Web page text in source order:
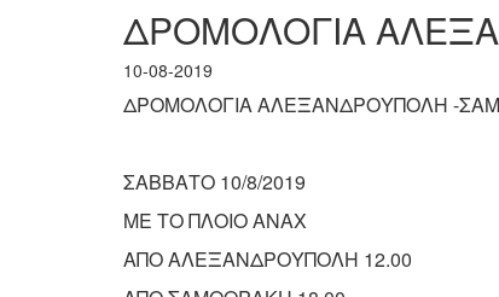
ΔΡΟΜΟΛΟΓΙΑ
10-08-2019
ΔΡΟΜΟΛΟΓΙΑ ΑΛΕΞΑΝΔΡΟΥΠΟΛΗ -
ΣΑΒΒΑΤΟ 10/8/2019
ΜΕ ΤΟ ΠΛΟΙΟ ΑΝΑΧ
ΑΠΟ ΑΛΕΞΑΝΔΡΟΥΠΟΛΗ 12.00